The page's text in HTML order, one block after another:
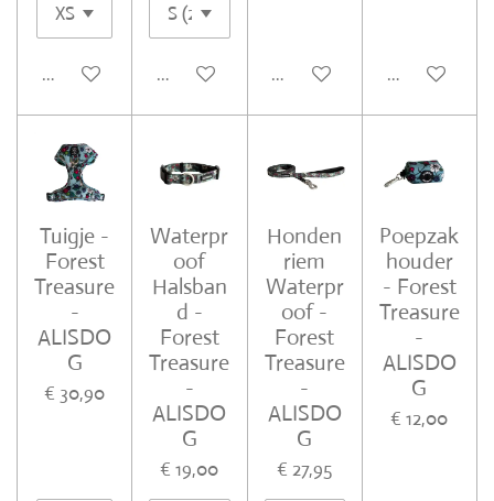
In winkelwagenIn winkelwagenIn winkelwagenIn
Tuigje -
Forest
Treasure
-
ALISDO
G
€ 30,90
Waterpr
oof
Halsban
d -
Forest
Treasure
-
ALISDO
G
€ 19,00
Honden
riem
Waterpr
oof -
Forest
Treasure
-
ALISDO
G
€ 27,95
Poepzak
houder
- Forest
Treasure
-
ALISDO
G
€ 12,00